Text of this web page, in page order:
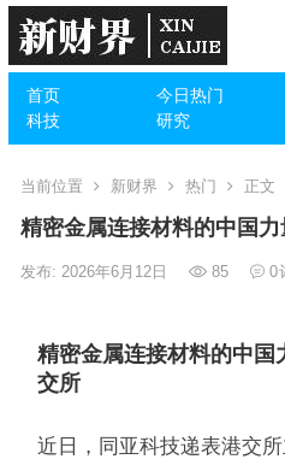
首页 今日热门
科技
研究
当前位置 新财界 热门 正文
精密金属连接材料的中国
发布: 2026年6月12日 85 0
精密金属连接材料的中国
交所
近日，同亚科技递表港交